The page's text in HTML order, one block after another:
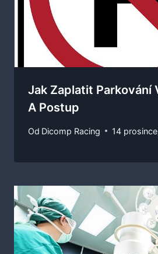
Jak Zaplatit Parkování
A Postup
Od Dicomp Racing 14